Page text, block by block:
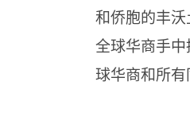
和侨胞的丰
全球华商手
球华商和所有